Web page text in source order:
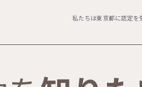
私たちは東京都に認定を